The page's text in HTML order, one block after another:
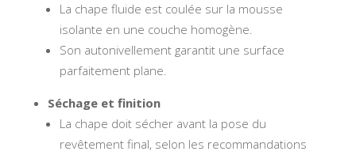
La chape fluide est coulée sur la mousse
isolante en une couche homogène.
Son autonivellement garantit une surface
parfaitement plane.
Séchage et finition
La chape doit sécher avant la pose du
revêtement final, selon les recommandations